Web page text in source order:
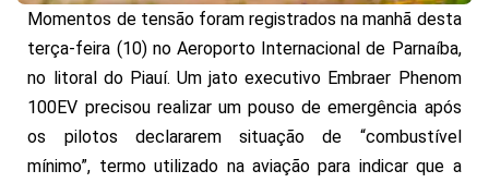
Momentos de tensão foram registrados na manhã desta
terça-feira (10) no Aeroporto Internacional de Parnaíba,
no litoral do Piauí. Um jato executivo Embraer Phenom
100EV precisou realizar um pouso de emergência após
os pilotos declararem situação de “combustível
mínimo”, termo utilizado na aviação para indicar que a